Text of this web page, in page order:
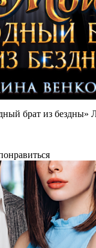
брат из бездны»